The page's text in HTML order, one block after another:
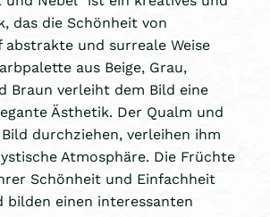
das die Schönheit von
und surreale Weise
aus Beige, Grau,
Braun verleiht dem Bild eine
Ästhetik. Der Qualm und
durchziehen, verleihen ihm
Atmosphäre. Die Früchte
Schönheit und Einfachheit
bilden einen interessanten